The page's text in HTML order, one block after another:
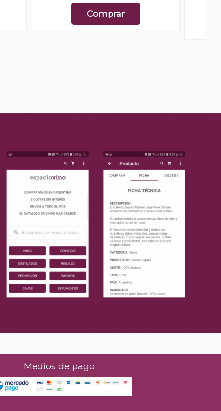
Comprar
Medios de pago